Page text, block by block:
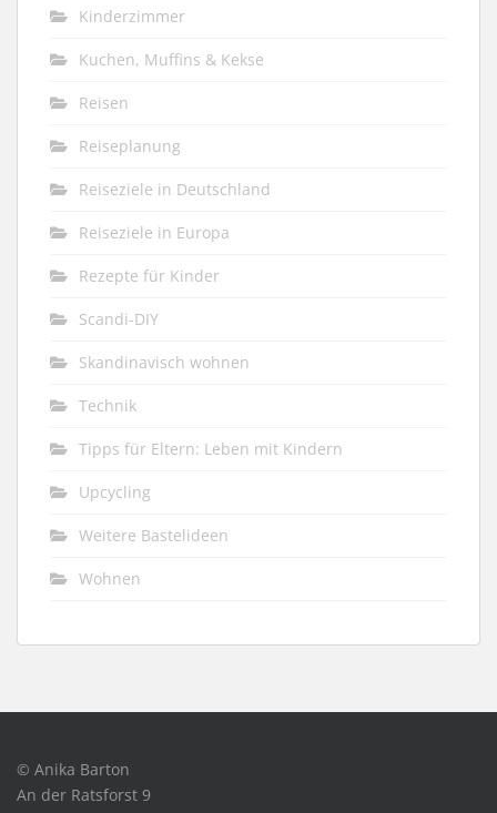
Kinderzimmer
Kuchen, Muffins & Kekse
Reisen
Reiseplanung
Reiseziele in Deutschland
Reiseziele in Europa
Rezepte für Kinder
Scandi-DIY
Skandinavisch wohnen
Technik
Tipps für Eltern: Leben mit Kindern
Upcycling
Weitere Bastelideen
Wohnen
© Anika Barton
An der Ratsforst 9